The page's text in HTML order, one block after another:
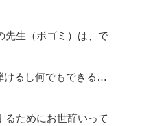
先生（ボゴミ）は、で
けるし何でもできる…
るためにお世辞いって